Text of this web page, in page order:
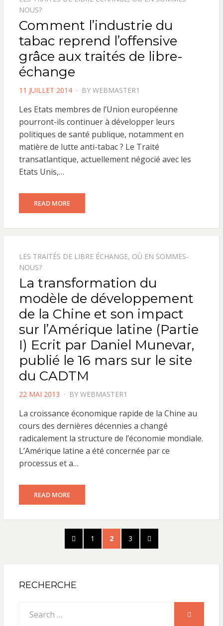
NOUS?
Comment l’industrie du
tabac reprend l’offensive
grâce aux traités de libre-
échange
POSTED
11 JUILLET 2014 BY WEBMASTER1
Les Etats membres de l’Union européenne
pourront-ils continuer à développer leurs
politiques de santé publique, notamment en
matière de lutte anti-tabac ? Le Traité
transatlantique, actuellement négocié avec les
Etats Unis,…
READ MORE
LES TRAITÉS DE LIBRE ÉCHANGE, OÙ EN SOMMES-
NOUS?
La transformation du
modèle de développement
de la Chine et son impact
sur l’Amérique latine (Partie
I) Ecrit par Daniel Munevar,
publié le 16 mars sur le site
du CADTM
POSTED
22 MAI 2013 BY WEBMASTER1
La croissance économique rapide de la Chine au
cours des dernières décennies a changé
radicalement la structure de l’économie mondiale.
L’Amérique latine a été concernée par ce
processus et a…
READ MORE
Pagination PREVIOUS
PAGE
PAGE
1 PAGE
2 PAGE
3
NEXT
PAGE
RECHERCHE
for:
SEARCH